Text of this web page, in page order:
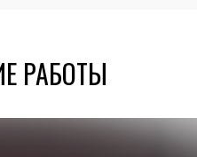
РАБОТЫ